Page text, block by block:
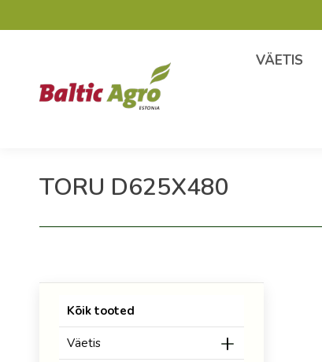
VÄETIS
TORU D625X480
Kõik tooted
Väetis